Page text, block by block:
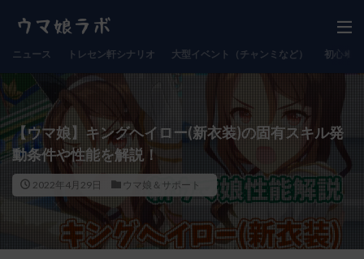
ニュース トレセン軒シナリオ 大型イベント（チャンミなど） 初心者
【ウマ娘】キングヘイロー(新衣装)の固有スキル発
動条件や性能を解説！
2022年4月29日 ウマ娘＆サポート